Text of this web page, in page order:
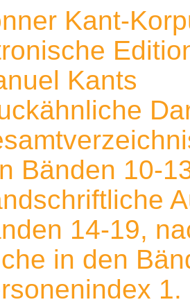
Kant-
Kants
Bänden 10-
14-19,
in den